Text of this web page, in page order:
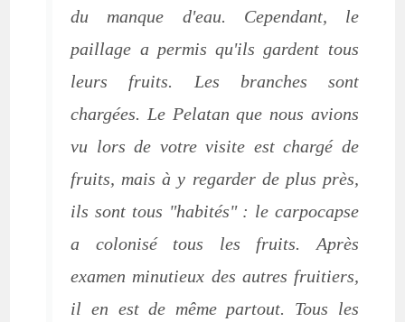
du manque d'eau. Cependant, le
paillage a permis qu'ils gardent tous
leurs fruits. Les branches sont
chargées. Le Pelatan que nous avions
vu lors de votre visite est chargé de
fruits, mais à y regarder de plus près,
ils sont tous "habités" : le carpocapse
a colonisé tous les fruits. Après
examen minutieux des autres fruitiers,
il en est de même partout. Tous les